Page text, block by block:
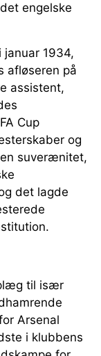
engelske
1934,
afløseren på
assistent,
Cup
og
suverænitet,
det lagde
til især
Arsenal
i klubbens